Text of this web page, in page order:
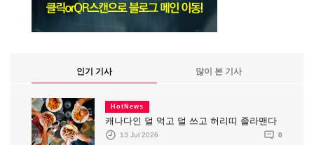
인기 기사 많이 본 기사
HotNews
캐나다인 덜 먹고 덜 쓰고 허리띠 졸라맨다
13 Jul 2026 0